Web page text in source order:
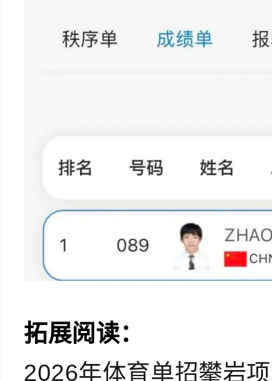
拓展阅读：
2026年体育单招攀岩